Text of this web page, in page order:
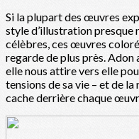
Si la plupart des œuvres
style d’illustration presque
célèbres, ces œuvres
regarde de plus près. Adon
elle nous attire vers elle
tensions de sa vie – et de
cache derrière chaque